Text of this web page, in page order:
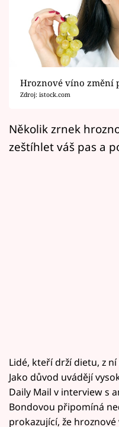
Horoskopy
Sledujte prima+
Filmový festival
Pořady
Mámy sobě
Hroznové víno změní
Zdroj: istock.com
Několik zrnek
zeštíhlet váš pas a
Lidé, kteří drží dietu, z
Jako důvod uvádějí
Daily Mail v interview s
Bondovou připomíná
prokazující, že